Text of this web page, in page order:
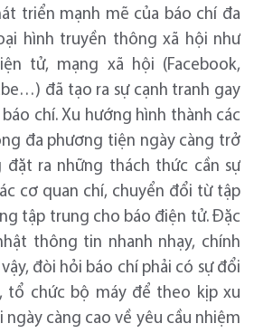
triển mạnh mẽ của báo chí đa
hình truyền thông xã hội như
tử, mạng xã hội (Facebook,
đã tạo ra sự cạnh tranh gay
chí. Xu hướng hình thành các
đa phương tiện ngày càng trở
đặt ra những thách thức cần sự
cơ quan chí, chuyển đổi từ tập
tập trung cho báo điện tử. Đặc
thông tin nhanh nhạy, chính
đòi hỏi báo chí phải có sự đổi
tổ chức bộ máy để theo kịp xu
càng cao về yêu cầu nhiệm